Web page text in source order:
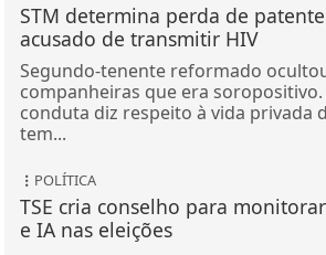
STM determina perda de
acusado de transmitir HIV
Segundo-tenente reformado
companheiras que era
conduta diz respeito à vida privada
tem...
POLÍTICA
TSE cria conselho para
e IA nas eleições